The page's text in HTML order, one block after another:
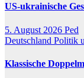
US-ukrainische
5. August 2026 Ped
Deutschland Politik
Klassische